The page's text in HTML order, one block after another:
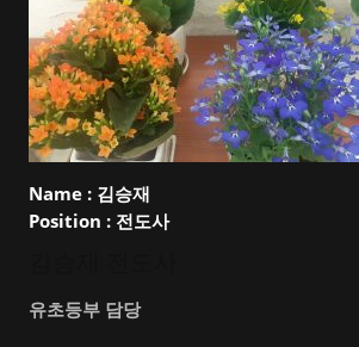
Name : 김승재
Position : 전도사
유초등부 담당